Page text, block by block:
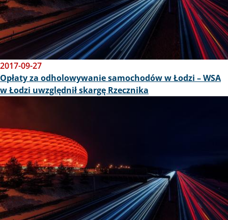
2017-09-27
Opłaty za odholowywanie samochodów w Łodzi – WSA
w Łodzi uwzględnił skargę Rzecznika